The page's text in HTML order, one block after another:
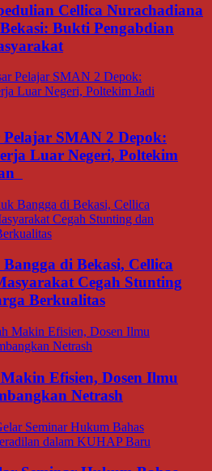
Cellica Nurachadiana
Bukti Pengabdian
SMAN 2 Depok:
Luar Negeri, Poltekim
di Bekasi, Cellica
Cegah Stunting
Berkualitas
Efisien, Dosen Ilmu
Netrash